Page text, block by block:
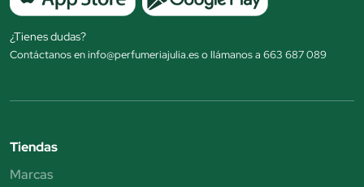
¿Tienes dudas?
Contáctanos en info@perfumeriajulia.es o llámanos a 663 687 089
Tiendas
Marcas